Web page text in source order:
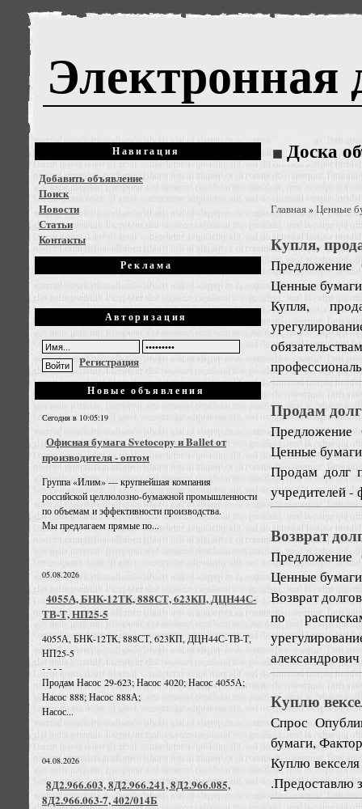
Электронная
Навигация
Добавить объявление
Поиск
Новости
Статьи
Контакты
Реклама
Авторизация
Регистрация
Новые объявления
Сегодня в 10:05:19
Офисная бумага Svetocopy и Ballet от
производителя - оптом
Группа «Илим» — крупнейшая компания
российской целлюлозно-бумажной промышленности
по объемам и эффективности производства.
Мы предлагаем прямые по...
05.08.2026
4055А, БНК-12ТК, 888СТ, 623КП, ДЦН44С-
ТВ-Т, НП25-5
4055А, БНК-12ТК, 888СТ, 623КП, ДЦН44С-ТВ-Т,
НП25-5
- - - -
Продам Насос 29-623; Насос 4020; Насос 4055А;
Насос 888; Насос 888А;
Насос...
04.08.2026
8Д2.966.603, 8Д2.966.241, 8Д2.966.085,
8Д2.966.063-7, 402/014Б
Доска
Главная»Ценные
Купля,
Предложение
Ценные
Купля,
Продам
Предложение
Ценные
Продам долг
учредителей -
Возврат
Предложение
Ценные
Возврат
по
александрович
Куплю
Спрос
бумаги,
Куплю
.Предоставлю